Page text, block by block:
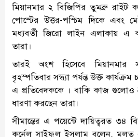
মিয়ানমার ২ বিজিপির তুমব্রু রাইট
পোস্টের উত্তর-পশ্চিম দিকে এবং
মধ্যবর্তী জিরো লাইন এলাকায় এ
তারা।
তারই অংশ হিসেবে মিয়ানমার
বৃহস্পতিবার সন্ধ্যা পর্যন্ত উক্ত
এ প্রতিবেদককে । বাকি কাজ গুলোও
ধারণা করছেন তারা।
সীমান্তের এ পয়েন্টে দায়িত্বরত ৩৪
কর্নেল সাইফুল ইসলাম বলেন, মূলত